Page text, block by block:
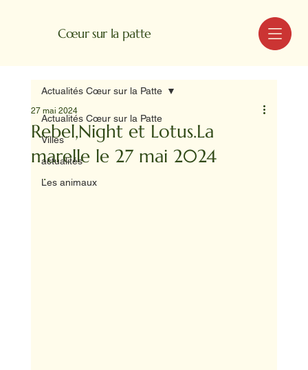
Cœur sur la patte MENU
Actualités Cœur sur la Patte
Villes
actualités
Les animaux
Actualités Cœur sur la Patte
Rebel,Night et Lotus.La
marelle le 27 mai 2024
27 mai 2024
.